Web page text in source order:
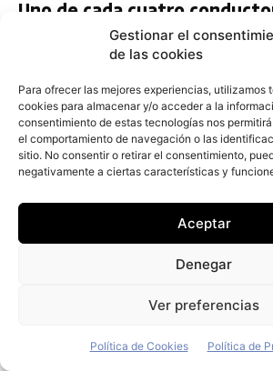
Gestionar el
de las cookies
Para ofrecer las mejores experiencias, utilizamos
cookies para almacenar y/o acceder a la
consentimiento de estas tecnologías nos
el comportamiento de navegación o las
sitio. No consentir o retirar el consentimiento,
negativamente a ciertas características y
Aceptar
Denegar
Ver preferencias
Política de Cookies Política de
Uno de cada cuatro
descarta el coche eléctrico
28 de julio de 2026